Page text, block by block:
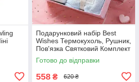
Подарунковий набір Best
Wishes Термокухоль, Рушник,
Пов'язка Святковий Комплект
Блакитний 3 шт (00947)
Готово до відправки
558 ₴ 620 ₴